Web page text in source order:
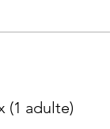
(1 adulte)